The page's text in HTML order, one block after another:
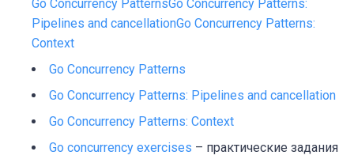
Go Concurrency PatternsGo Concurrency Patterns:
Pipelines and cancellationGo Concurrency Patterns:
Context
Go Concurrency Patterns
Go Concurrency Patterns: Pipelines and cancellation
Go Concurrency Patterns: Context
Go concurrency exercises – практические задания